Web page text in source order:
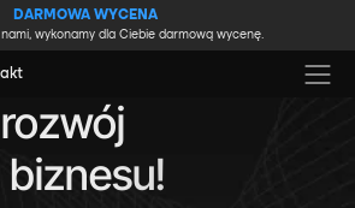
DARMOWA WYCENA
wykonamy dla Ciebie darmową wycenę.